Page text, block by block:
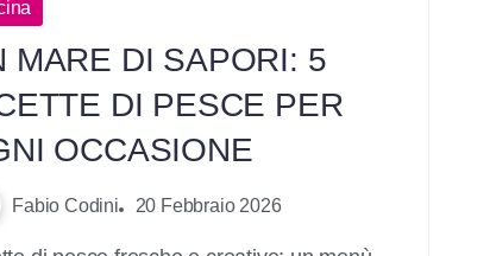
MARE DI SAPORI: 5
DI PESCE PER
OCCASIONE
Fabio Codini 20 Febbraio 2026